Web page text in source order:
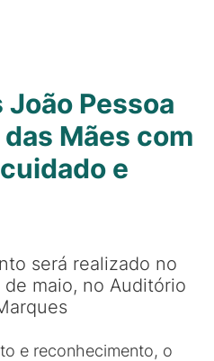
João Pessoa
Mães com
e
será realizado no
de maio, no Auditório
e reconhecimento, o